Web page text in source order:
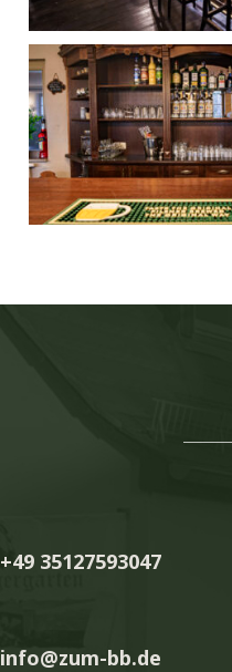
+49 35127593047
info@zum-bb.de